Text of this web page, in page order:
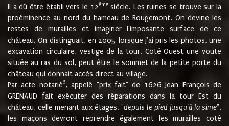
Il a dû être établi vers le 12èmesiècle. Les ruines se trouve sur la
proéminence au nord du hameau de Rougemont. On devine les
restes de murailles et imaginer l'imposante surface de ce
château. On distinguait, en 2005 lorsque j'ai pris les photos, une
excavation circulaire, vestige de la tour. Coté Ouest une voute
située au ras du sol, peut être le sommet de la petite porte du
château qui donnait accès direct au village.
Par acte notarié6, appelé "prix fait" de 1626 Jean François de
GRENAUD fait exécuter des réparations dans la tour Est du
château, celle menant aux étages, "depuis le pied jusqu'à la sime".
les maçons devront reprendre également les murailles coté